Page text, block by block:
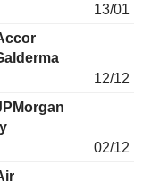
13/01
12/12
02/12